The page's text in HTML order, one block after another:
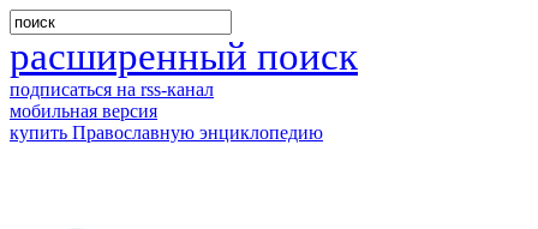
расширенный поиск
подписаться на rss-канал
мобильная версия
купить Православную энциклопедию